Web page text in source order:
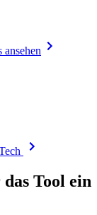
ansehen
das Tool ein